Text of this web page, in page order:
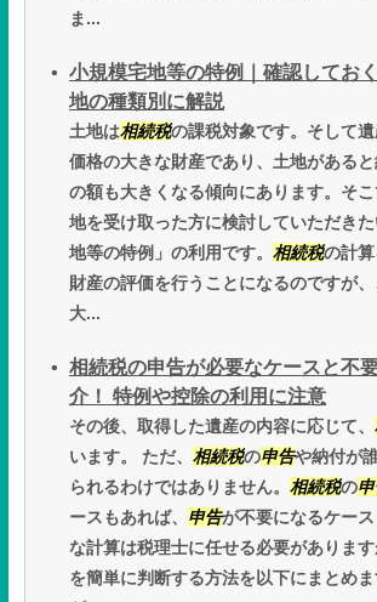
ま...
小規模宅地等の特例｜確認してお
地の種類別に解説
土地は相続税の課税対象です。そして
価格の大きな財産であり、土地がある
の額も大きくなる傾向にあります。そ
地を受け取った方に検討していただき
地等の特例」の利用です。 相続税の計算
財産の評価を行うことになるのですが
大...
相続税の申告が必要なケースと不
介！ 特例や控除の利用に注意
その後、取得した遺産の内容に応じて、
います。 ただ、 相続税の申告や納付が
られるわけではありません。 相続税の
ースもあれば、 申告が不要になるケー
な計算は税理士に任せる必要があります
を簡単に判断する方法を以下にまとめま